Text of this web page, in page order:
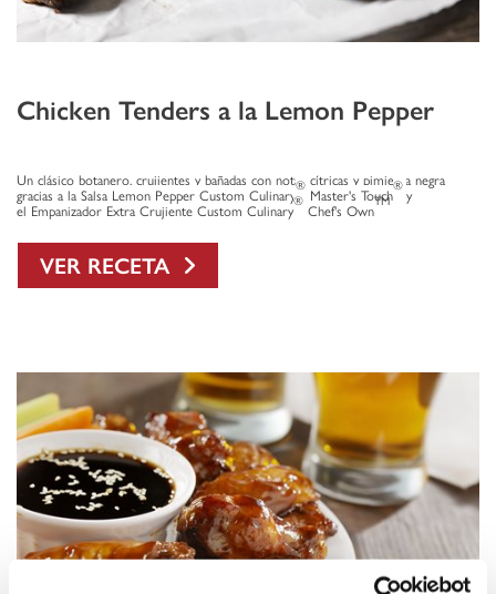
Chicken Tenders a la Lemon Pepper
Un clásico botanero, crujientes y bañadas con notas cítricas y pimienta negra
gracias a la Salsa Lemon Pepper Custom Culinary
®
Master's Touch
®
y
el Empanizador Extra Crujiente Custom Culinary
®
Chef's Own
TM
VER RECETA